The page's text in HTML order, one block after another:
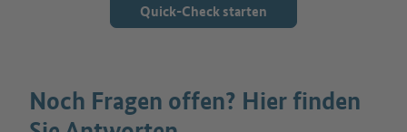
Quick-Check starten
Noch Fragen offen? Hier finden